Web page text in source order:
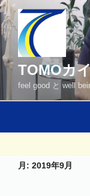
コ
ン
テ
ン
ツ
プ
TOMOカ
feel good と well
月: 2019年9月